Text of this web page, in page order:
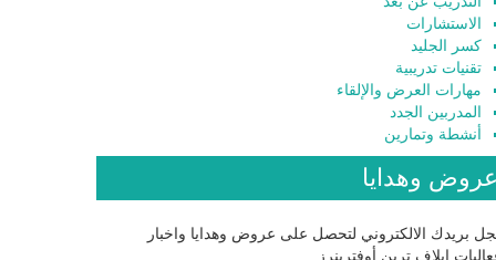
الاستشارات
كسر الجليد
تقنيات تدريبية
مهارات العرض والإلقاء
المدربين الجدد
أنشطة وتمارين
عروض وهدايا
بريدك الالكتروني لتحصل على عروض وهدايا واخبار
إيلاف ترين أوفترينرز